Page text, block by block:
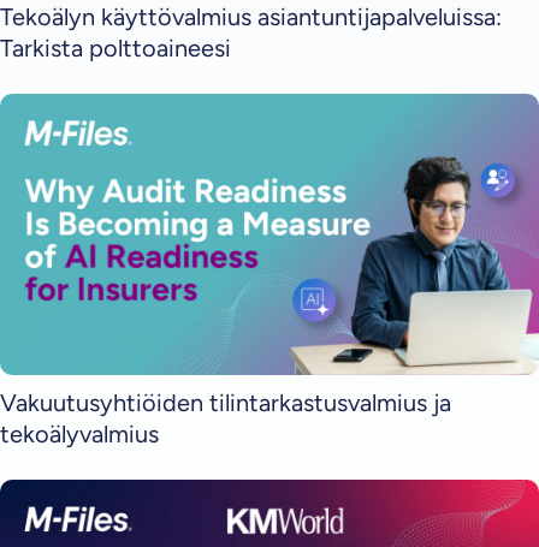
Tekoälyn käyttövalmius asiantuntijapalveluissa:
Tarkista polttoaineesi
Vakuutusyhtiöiden tilintarkastusvalmius ja
tekoälyvalmius